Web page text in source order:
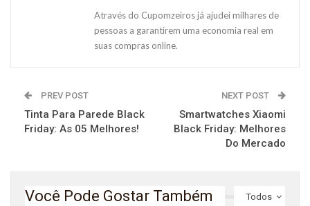
Através do Cupomzeiros já ajudei milhares de
pessoas a garantirem uma economia real em
suas compras online.
PREV POST
Tinta Para Parede Black
Friday: As 05 Melhores!
NEXT POST
Smartwatches Xiaomi
Black Friday: Melhores
Do Mercado
Todos
Você Pode Gostar Também